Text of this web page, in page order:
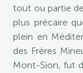
tout ou partie
plus précaire
plein en
des Frères
Mont-Sion, fut